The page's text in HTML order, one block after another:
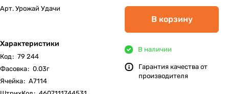
Арт. Урожай Удачи
Характеристики
Код: 79 244
Фасовка: 0.03г
Ячейка: А7114
В корзину
В наличии
Гарантия качества от
производителя